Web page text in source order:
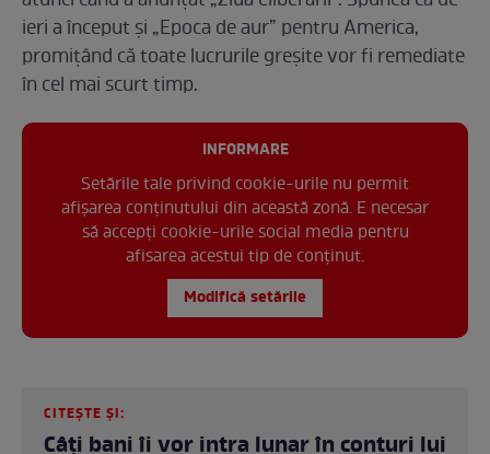
ieri a început și „Epoca de aur” pentru America,
promițând că toate lucrurile greșite vor fi remediate
în cel mai scurt timp.
INFORMARE
Setările tale privind cookie-urile nu permit
afișarea conținutului din această zonă. E necesar
să accepți cookie-urile social media pentru
afisarea acestui tip de conținut.
Modifică setările
CITEȘTE ȘI:
Câți bani îi vor intra lunar în conturi lui